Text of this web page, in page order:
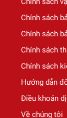
Chính sách
Chính sách
Chính sách
Chính sách
Hướng dẫn
Điều khoản
Về chúng tôi